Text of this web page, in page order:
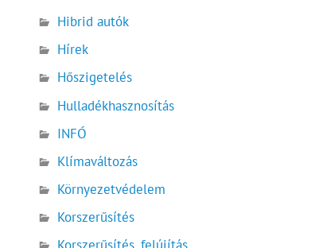
Hibrid autók
Hírek
Hőszigetelés
Hulladékhasznosítás
INFÓ
Klímaváltozás
Környezetvédelem
Korszerűsítés